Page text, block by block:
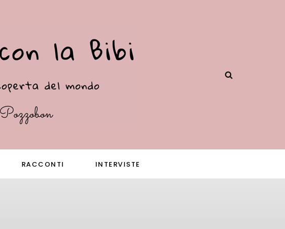
RACCONTI INTERVISTE